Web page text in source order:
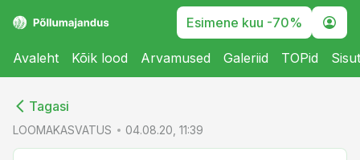
Esimene kuu -70%
Avaleht Kõik lood Arvamused Galeriid TOPid
Tagasi
LOOMAKASVATUS 04.08.20, 11:39